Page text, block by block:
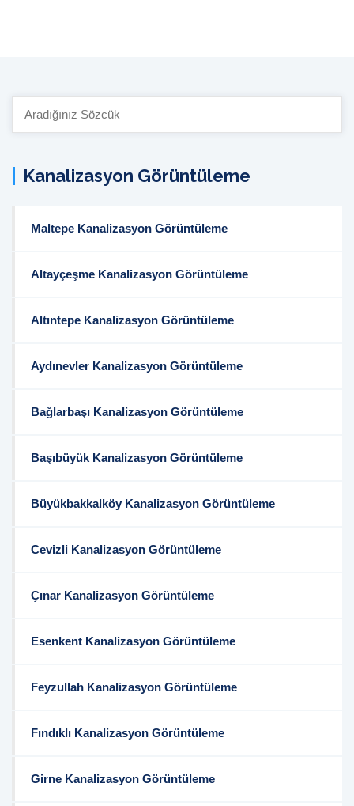
Site
İçi
Kanalizasyon Görüntüleme
Maltepe Kanalizasyon Görüntüleme
Altayçeşme Kanalizasyon Görüntüleme
Altıntepe Kanalizasyon Görüntüleme
Aydınevler Kanalizasyon Görüntüleme
Bağlarbaşı Kanalizasyon Görüntüleme
Başıbüyük Kanalizasyon Görüntüleme
Büyükbakkalköy Kanalizasyon Görüntüleme
Cevizli Kanalizasyon Görüntüleme
Çınar Kanalizasyon Görüntüleme
Esenkent Kanalizasyon Görüntüleme
Feyzullah Kanalizasyon Görüntüleme
Fındıklı Kanalizasyon Görüntüleme
Girne Kanalizasyon Görüntüleme